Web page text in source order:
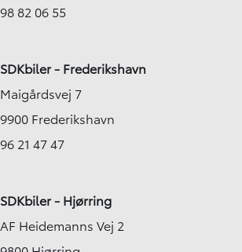
98 82 06 55
SDKbiler - Frederikshavn
Maigårdsvej 7
9900 Frederikshavn
96 21 47 47
SDKbiler - Hjørring
AF Heidemanns Vej 2